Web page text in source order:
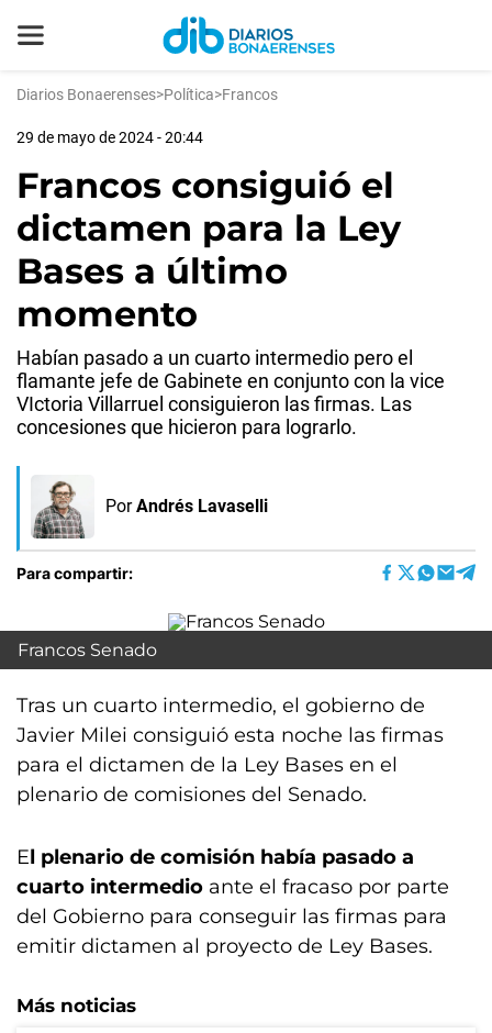
Diarios Bonaerenses>Política>Francos
29 de mayo de 2024 - 20:44
Francos consiguió el
dictamen para la Ley
Bases a último
momento
Habían pasado a un cuarto intermedio pero el
flamante jefe de Gabinete en conjunto con la vice
VIctoria Villarruel consiguieron las firmas. Las
concesiones que hicieron para lograrlo.
Por Andrés Lavaselli
Para compartir:
Francos Senado
Tras un cuarto intermedio, el gobierno de
Javier Milei consiguió esta noche las firmas
para el dictamen de la Ley Bases en el
plenario de comisiones del Senado.
El plenario de comisión había pasado a
cuarto intermedio ante el fracaso por parte
del Gobierno para conseguir las firmas para
emitir dictamen al proyecto de Ley Bases.
Más noticias